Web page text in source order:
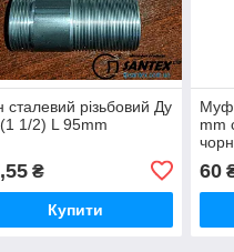
сталевий різьбовий Ду
1/2) L 95mm
₴
Купити
mm
60